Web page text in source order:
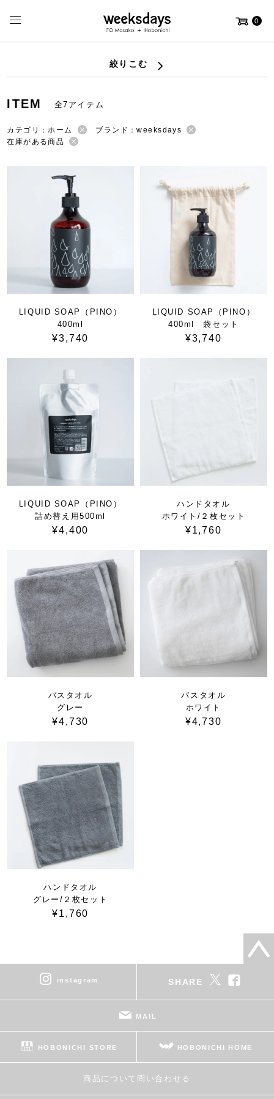
0
絞りこむ
ITEM 全7アイテム
カテゴリ：ホーム
ブランド：weeksdays
在庫がある商品
LIQUID SOAP（PINO）
400ml
¥3,740
LIQUID SOAP（PINO）
400ml 袋セット
¥3,740
LIQUID SOAP（PINO）
詰め替え用500ml
¥4,400
ハンドタオル
ホワイト/２枚セット
¥1,760
バスタオル
グレー
¥4,730
バスタオル
ホワイト
¥4,730
ハンドタオル
グレー/２枚セット
¥1,760
instagram SHARE
MAIL
HOBONICHI STORE HOBONICHI HOME
商品について問い合わせる